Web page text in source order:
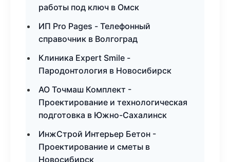
работы под ключ в Омск
ИП Pro Pages - Телефонный
справочник в Волгоград
Клиника Expert Smile -
Пародонтология в Новосибирск
АО Точмаш Комплект -
Проектирование и технологическая
подготовка в Южно-Сахалинск
ИнжСтрой Интерьер Бетон -
Проектирование и сметы в
Новосибирск